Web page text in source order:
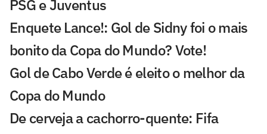
PSG e Juventus
Enquete Lance!: Gol de Sidny foi o mais
bonito da Copa do Mundo? Vote!
Gol de Cabo Verde é eleito o melhor da
Copa do Mundo
De cerveja a cachorro-quente: Fifa